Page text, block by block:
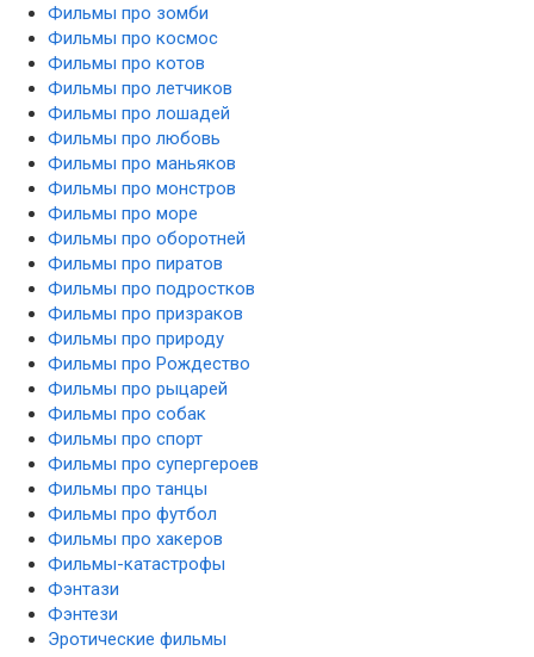
Фильмы про зомби
Фильмы про космос
Фильмы про котов
Фильмы про летчиков
Фильмы про лошадей
Фильмы про любовь
Фильмы про маньяков
Фильмы про монстров
Фильмы про море
Фильмы про оборотней
Фильмы про пиратов
Фильмы про подростков
Фильмы про призраков
Фильмы про природу
Фильмы про Рождество
Фильмы про рыцарей
Фильмы про собак
Фильмы про спорт
Фильмы про супергероев
Фильмы про танцы
Фильмы про футбол
Фильмы про хакеров
Фильмы-катастрофы
Фэнтази
Фэнтези
Эротические фильмы